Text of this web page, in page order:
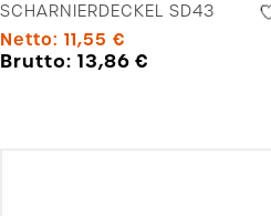
SCHARNIERDECKEL SD43
Netto: 11,55 €
Brutto: 13,86€